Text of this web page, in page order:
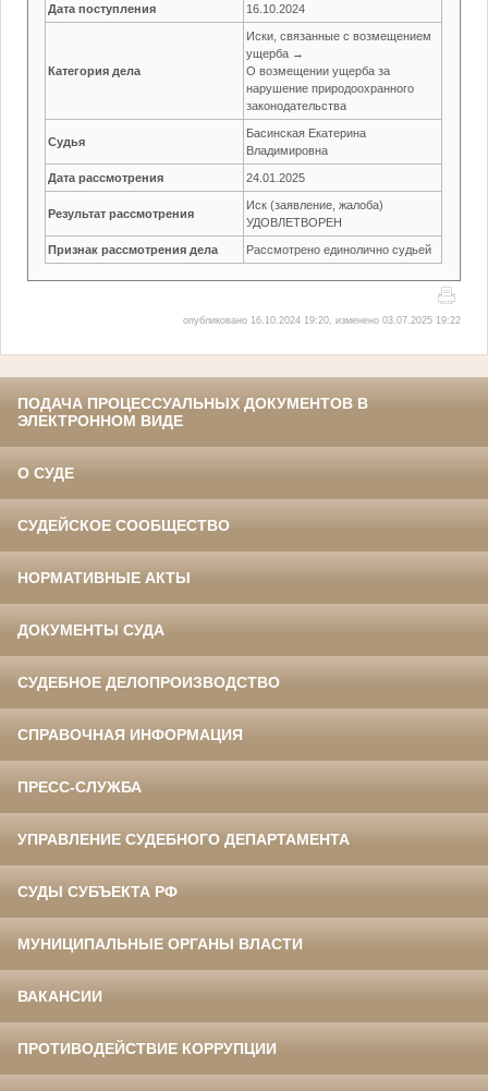
Дата поступления 16.10.2024
Категория дела
Иски, связанные с возмещением
ущерба →
О возмещении ущерба за
нарушение природоохранного
законодательства
Судья
Басинская Екатерина
Владимировна
Дата рассмотрения 24.01.2025
Результат рассмотрения
Иск (заявление, жалоба)
УДОВЛЕТВОРЕН
Признак рассмотрения дела Рассмотрено единолично судьей
опубликовано 16.10.2024 19:20, изменено 03.07.2025 19:22
ПОДАЧА ПРОЦЕССУАЛЬНЫХ ДОКУМЕНТОВ В
ЭЛЕКТРОННОМ ВИДЕ
О СУДЕ
СУДЕЙСКОЕ СООБЩЕСТВО
НОРМАТИВНЫЕ АКТЫ
ДОКУМЕНТЫ СУДА
СУДЕБНОЕ ДЕЛОПРОИЗВОДСТВО
СПРАВОЧНАЯ ИНФОРМАЦИЯ
ПРЕСС-СЛУЖБА
УПРАВЛЕНИЕ СУДЕБНОГО ДЕПАРТАМЕНТА
СУДЫ СУБЪЕКТА РФ
МУНИЦИПАЛЬНЫЕ ОРГАНЫ ВЛАСТИ
ВАКАНСИИ
ПРОТИВОДЕЙСТВИЕ КОРРУПЦИИ